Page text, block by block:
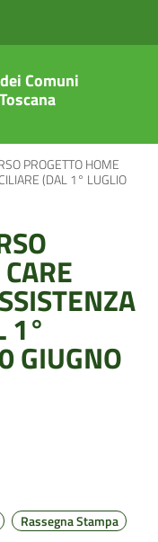
Comuni
PROGETTO HOME
(DAL 1° LUGLIO
1°
GIUGNO
Rassegna Stampa